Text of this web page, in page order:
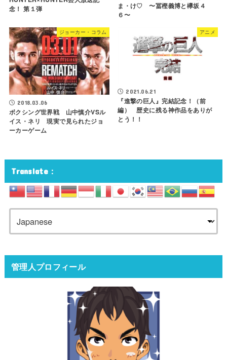
念！ 第１弾
ま・け♡ 〜冨樫義博と欅坂４
６〜
ジョーカー・コラム
2018.03.06
ボクシング世界戦 山中慎介VSル
イス・ネリ 現実で見られたジョ
ーカーゲーム
アニメ
2021.06.21
『進撃の巨人』完結記念！（前
編） 歴史に残る神作品をありが
とう！！
Translate：
管理人プロフィール